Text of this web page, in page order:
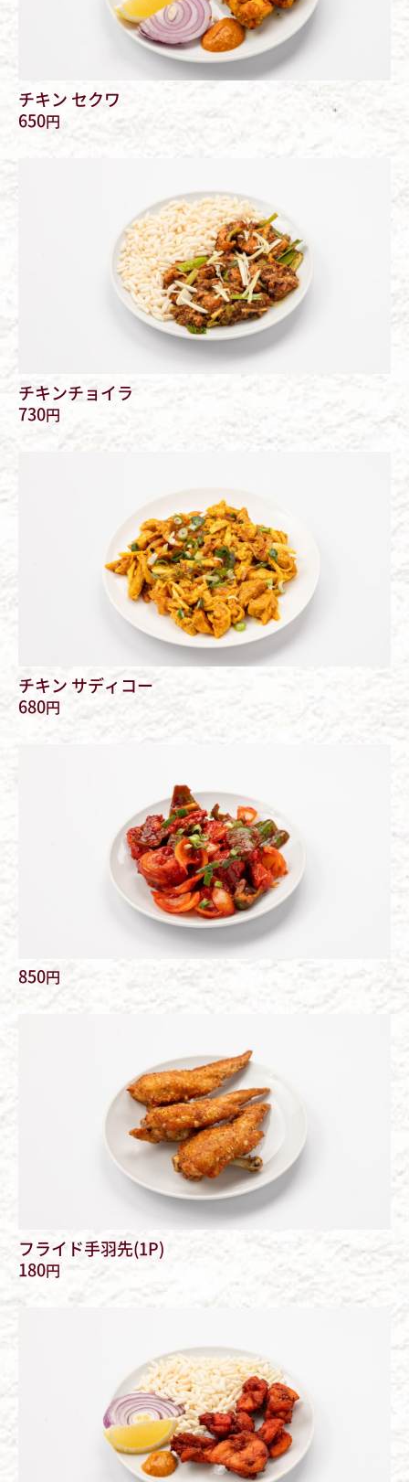
チキン セクワ
650円
チキンチョイラ
730円
チキン サディコー
680円
850円
フライド手羽先(1P)
180円